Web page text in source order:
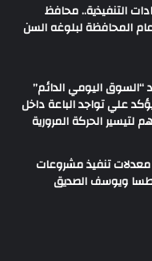
التنفيذية.. محافظ
المحافظة لبلوغه السن
اليومي الدائم”
علي تواجد الباعة داخل
لتيسير الحركة المرورية
معدلات تنفيذ مشروعات
ويوسف الصديق